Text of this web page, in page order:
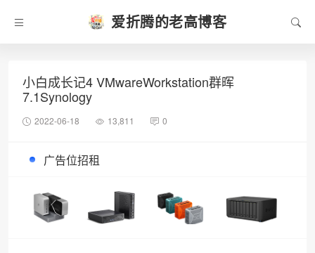
爱折腾的老高博客
小白成长记4 VMwareWorkstation群晖
7.1Synology
2022-06-18 13,811 0
广告位招租